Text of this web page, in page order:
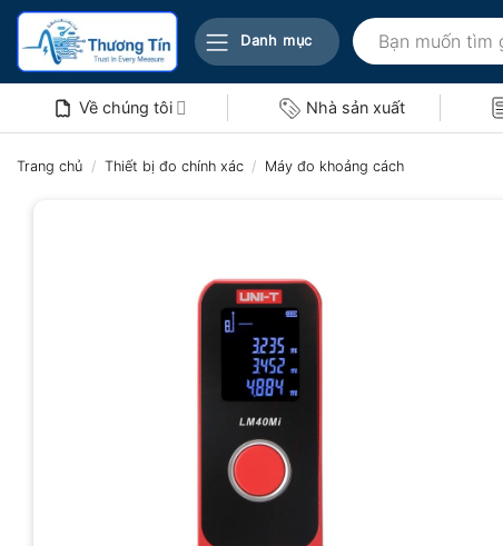
Bỏ
nội
Danh mục
Tìm
kiếm:
Về chúng tôi Nhà sản xuất
Trang chủ / Thiết bị đo chính xác / Máy đo khoảng cách